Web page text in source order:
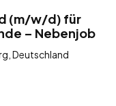
(m/w/d) für
– Nebenjob
Deutschland